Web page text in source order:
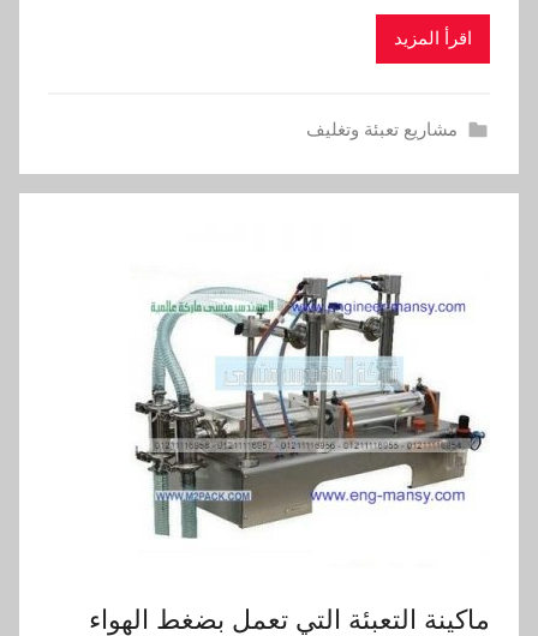
اقرأ المزيد
مشاريع تعبئة وتغليف
ماكينة التعبئة التي تعمل بضغط الهواء